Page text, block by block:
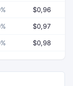
$0,96
$0,97
$0,98